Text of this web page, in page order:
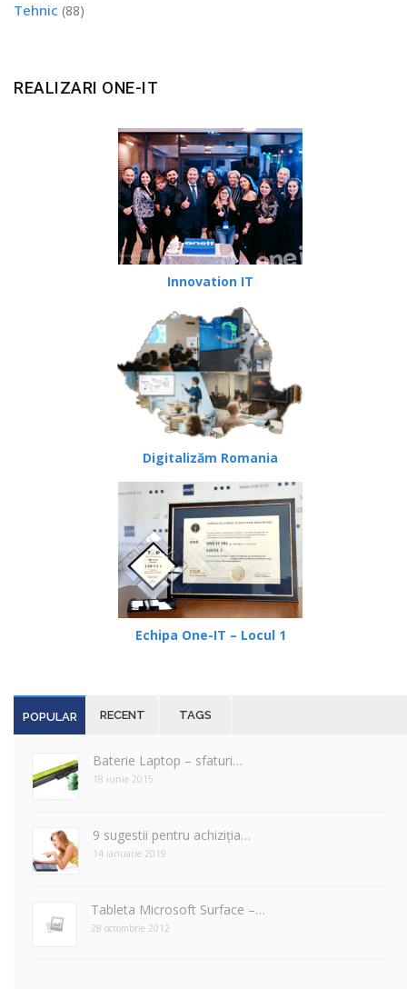
Tehnic (88)
REALIZARI ONE-IT
Innovation IT
Digitalizăm Romania
Echipa One-IT – Locul 1
POPULAR RECENT TAGS
Baterie Laptop – sfaturi…
18 iunie 2015
9 sugestii pentru achiziția…
14 ianuarie 2019
Tableta Microsoft Surface –…
28 octombrie 2012